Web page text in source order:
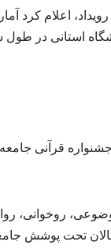
اعلام کرد
استانی در طول
قرآنی
حفظ موضوعی،
این جشنواره با مشارکت ۳۵۰ نفر